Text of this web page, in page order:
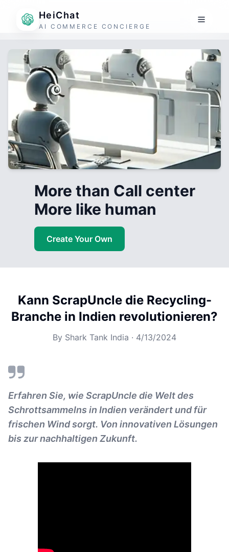
HeiChat
AI COMMERCE CONCIERGE
More than Call center
More like human
Create Your Own
Kann ScrapUncle die Recycling-
Branche in Indien revolutionieren?
By Shark Tank India · 4/13/2024
Erfahren Sie, wie ScrapUncle die Welt des
Schrottsammelns in Indien verändert und für
frischen Wind sorgt. Von innovativen Lösungen
bis zur nachhaltigen Zukunft.